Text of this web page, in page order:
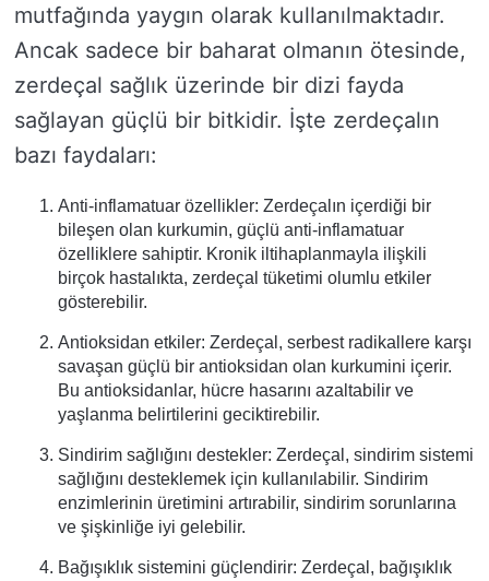
mutfağında yaygın olarak kullanılmaktadır.
Ancak sadece bir baharat olmanın ötesinde,
zerdeçal sağlık üzerinde bir dizi fayda
sağlayan güçlü bir bitkidir. İşte zerdeçalın
bazı faydaları:
Anti-inflamatuar özellikler: Zerdeçalın içerdiği bir
bileşen olan kurkumin, güçlü anti-inflamatuar
özelliklere sahiptir. Kronik iltihaplanmayla ilişkili
birçok hastalıkta, zerdeçal tüketimi olumlu etkiler
gösterebilir.
Antioksidan etkiler: Zerdeçal, serbest radikallere karşı
savaşan güçlü bir antioksidan olan kurkumini içerir.
Bu antioksidanlar, hücre hasarını azaltabilir ve
yaşlanma belirtilerini geciktirebilir.
Sindirim sağlığını destekler: Zerdeçal, sindirim sistemi
sağlığını desteklemek için kullanılabilir. Sindirim
enzimlerinin üretimini artırabilir, sindirim sorunlarına
ve şişkinliğe iyi gelebilir.
Bağışıklık sistemini güçlendirir: Zerdeçal, bağışıklık